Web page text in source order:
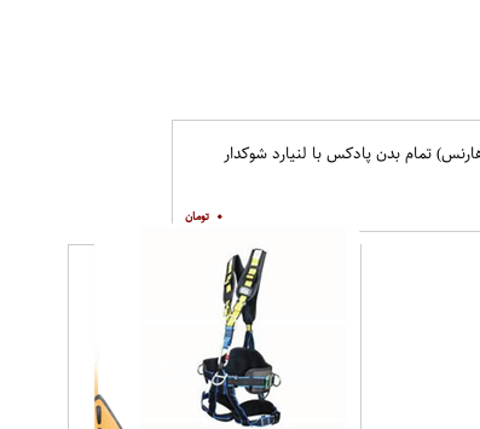
تمام بدن پادکس با لنیارد شوکدار
۰